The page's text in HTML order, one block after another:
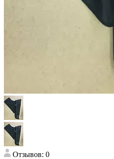
Отзывов: 0